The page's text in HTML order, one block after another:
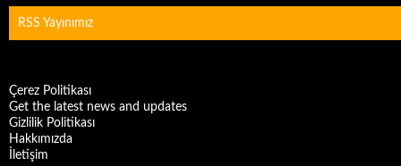
RSS Yayınımız
Çerez Politikası
Get the latest news and updates
Gizlilik Politikası
Hakkımızda
İletişim